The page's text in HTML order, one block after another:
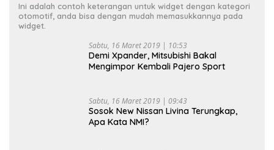
Ini adalah contoh keterangan untuk widget dengan kategori
otomotif, anda bisa dengan mudah memasukkannya pada
widget.
Sabtu, 16 Maret 2019 | 10:53
Demi Xpander, Mitsubishi Bakal
Mengimpor Kembali Pajero Sport
Sabtu, 16 Maret 2019 | 09:43
Sosok New Nissan Livina Terungkap,
Apa Kata NMI?